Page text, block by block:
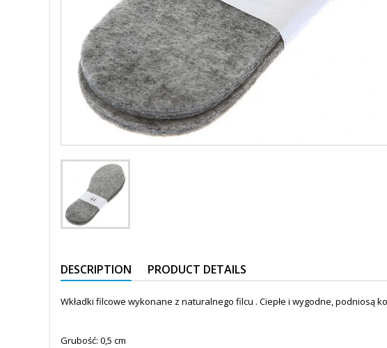
DESCRIPTION PRODUCT DETAILS
Wkładki filcowe wykonane z naturalnego filcu . Ciepłe i wygodne, podniosą
Grubość: 0,5 cm